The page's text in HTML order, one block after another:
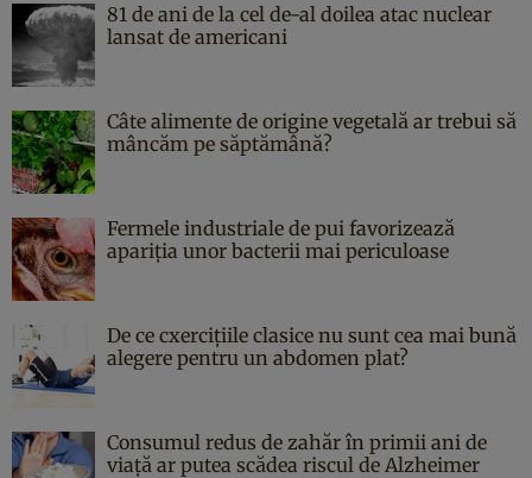
81 de ani de la cel de-al doilea atac nuclear
lansat de americani
Câte alimente de origine vegetală ar trebui să
mâncăm pe săptămână?
Fermele industriale de pui favorizează
apariția unor bacterii mai periculoase
De ce cxercițiile clasice nu sunt cea mai bună
alegere pentru un abdomen plat?
Consumul redus de zahăr în primii ani de
viață ar putea scădea riscul de Alzheimer